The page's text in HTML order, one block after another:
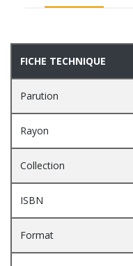
FICHE TECHNIQUE
Parution
Rayon
Collection
ISBN
Format